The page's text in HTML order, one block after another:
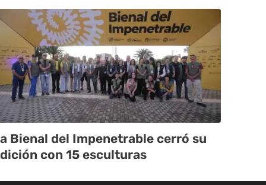
Bienal del Impenetrable cerró su
con 15 esculturas